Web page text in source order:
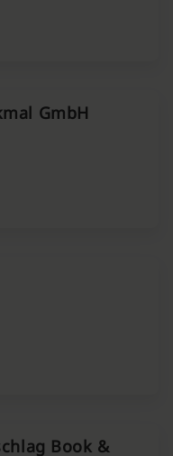
GmbH
Book &